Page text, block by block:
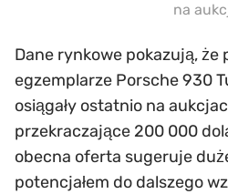
na
Dane rynkowe pokazują, że
egzemplarze Porsche 930
osiągały ostatnio na
przekraczające 200 000
obecna oferta sugeruje
potencjałem do dalszego